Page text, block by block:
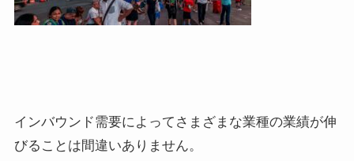
インバウンド需要によってさまざまな業種の業績が伸
びることは間違いありません。